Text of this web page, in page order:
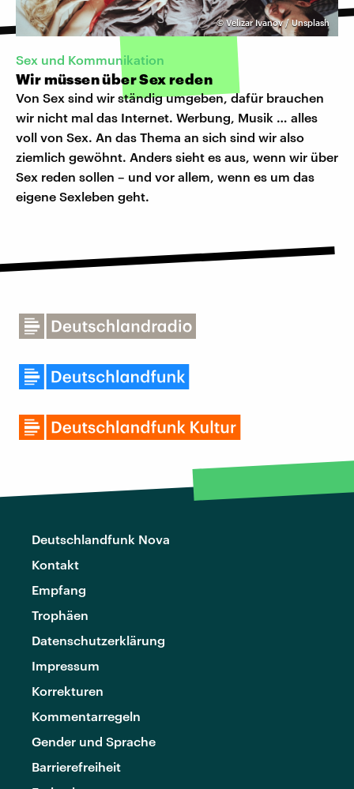
©Velizar Ivanov / Unsplash
Sex und Kommunikation
Wir müssen über Sex reden
Von Sex sind wir ständig umgeben, dafür brauchen
wir nicht mal das Internet. Werbung, Musik … alles
voll von Sex. An das Thema an sich sind wir also
ziemlich gewöhnt. Anders sieht es aus, wenn wir über
Sex reden sollen – und vor allem, wenn es um das
eigene Sexleben geht.
Deutschlandfunk Nova
Kontakt
Empfang
Trophäen
Datenschutzerklärung
Impressum
Korrekturen
Kommentarregeln
Gender und Sprache
Barrierefreiheit